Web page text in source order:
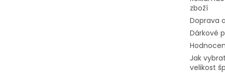
zboží
Doprava
Dárkové
Jak
velikost